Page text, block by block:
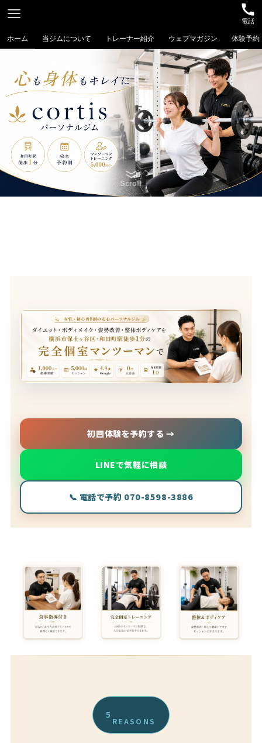
電話
ホーム 当ジムについて トレーナー紹介 ウェブマガジン 体験予約
Scroll
初回体験を予約する →
LINEで気軽に相談
📞 電話で予約 070-8598-3886
5
REASONS